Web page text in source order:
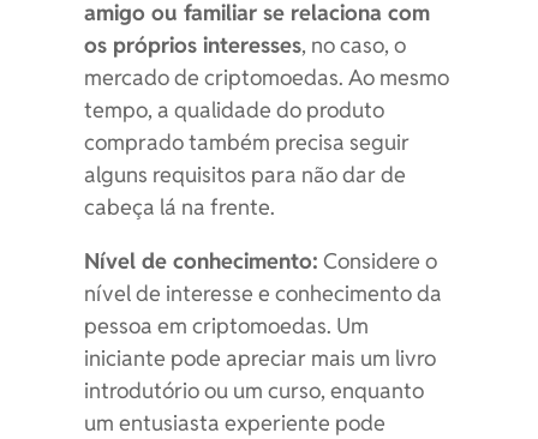
amigo ou familiar se relaciona com
os próprios interesses, no caso, o
mercado de criptomoedas. Ao mesmo
tempo, a qualidade do produto
comprado também precisa seguir
alguns requisitos para não dar de
cabeça lá na frente.
Nível de conhecimento: Considere o
nível de interesse e conhecimento da
pessoa em criptomoedas. Um
iniciante pode apreciar mais um livro
introdutório ou um curso, enquanto
um entusiasta experiente pode